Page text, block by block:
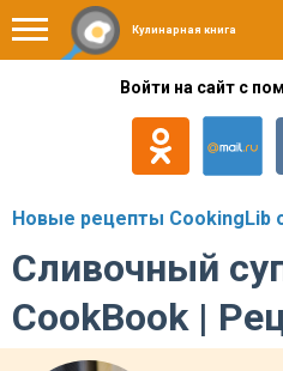
Кулинарная книга
Войти на сайт с
Новые рецепты CookingLib
Cливочный
CookBook |